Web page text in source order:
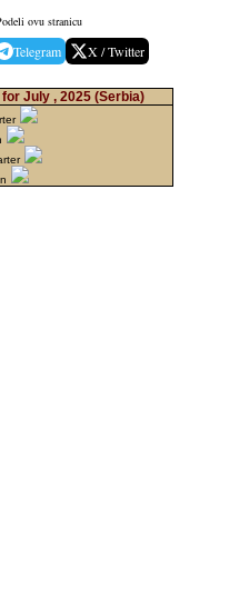
ovu stranicu
Telegram X / Twitter
July , 2025 (Serbia)